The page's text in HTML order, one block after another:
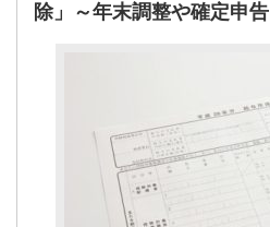
除」～年末調整や確定申告